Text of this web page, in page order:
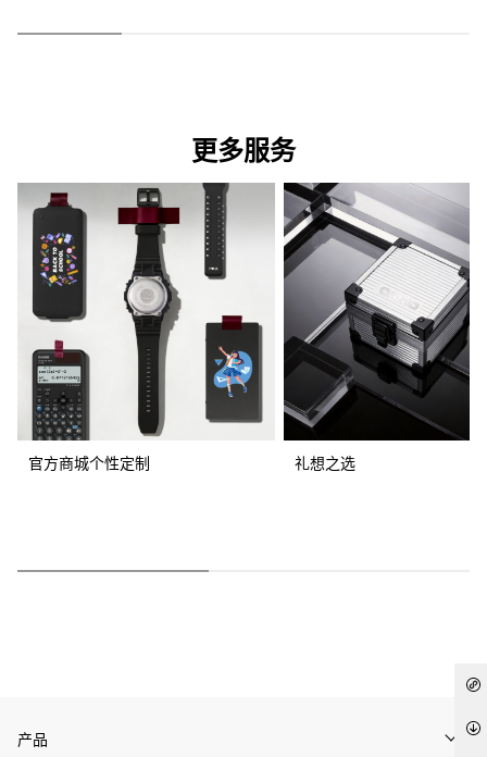
更多服务
官方商城个性定制 礼想之选
产品